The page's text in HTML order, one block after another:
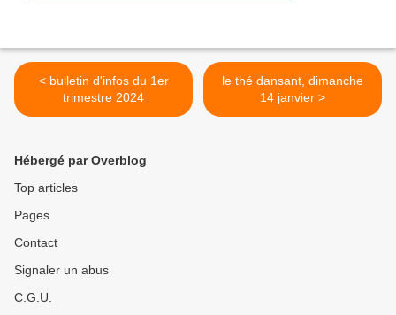
< bulletin d'infos du 1er
trimestre 2024
le thé dansant, dimanche
14 janvier >
Hébergé par Overblog
Top articles
Pages
Contact
Signaler un abus
C.G.U.